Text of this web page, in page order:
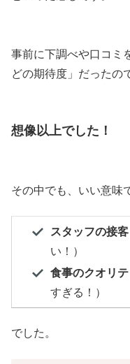
事前に下調べや口コミ
どの期待度」だったの
想像以上でした ！
その中でも、いい意味
スタッフの接客
い！）
食事のクオリテ
すぎる！）
でした。